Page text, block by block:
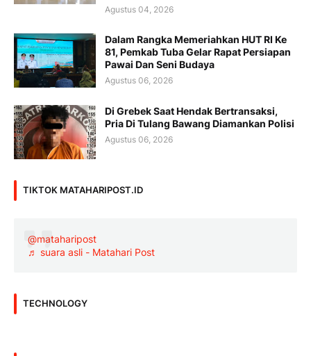
Agustus 04, 2026
Dalam Rangka Memeriahkan HUT RI Ke
81, Pemkab Tuba Gelar Rapat Persiapan
Pawai Dan Seni Budaya
Agustus 06, 2026
Di Grebek Saat Hendak Bertransaksi,
Pria Di Tulang Bawang Diamankan Polisi
Agustus 06, 2026
TIKTOK MATAHARIPOST.ID
@mataharipost
♬ suara asli - Matahari Post
TECHNOLOGY